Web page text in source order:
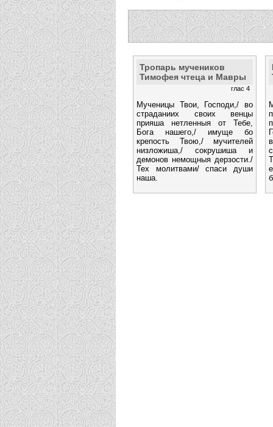
Тропарь мучеников
Тимофея чтеца и Мавры
глас 4
Мученицы Твои, Господи,/ во
страданиих своих венцы
прияша нетленныя от Тебе,
Бога нашего,/ имуще бо
крепость Твою,/ мучителей
низложиша,/ сокрушиша и
демонов немощныя дерзости./
Тех молитвами/ спаси души
наша.